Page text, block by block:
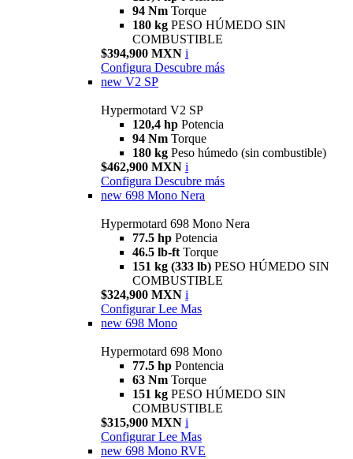
94 Nm Torque
180 kg PESO HÚMEDO SIN
COMBUSTIBLE
$394,900 MXN i
Configura Descubre más
new V2 SP
Hypermotard V2 SP
120,4 hp Potencia
94 Nm Torque
180 kg Peso húmedo (sin combustible)
$462,900 MXN i
Configura Descubre más
new 698 Mono Nera
Hypermotard 698 Mono Nera
77.5 hp Potencia
46.5 lb-ft Torque
151 kg (333 lb) PESO HÚMEDO SIN
COMBUSTIBLE
$324,900 MXN i
Configurar Lee Mas
new 698 Mono
Hypermotard 698 Mono
77.5 hp Pontencia
63 Nm Torque
151 kg PESO HÚMEDO SIN
COMBUSTIBLE
$315,900 MXN i
Configurar Lee Mas
new 698 Mono RVE